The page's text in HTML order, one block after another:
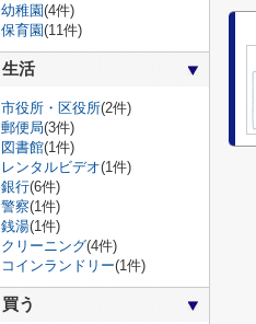
幼稚園(4件)
保育園(11件)
生活
市役所・区役所(2件)
郵便局(3件)
図書館(1件)
レンタルビデオ(1件)
銀行(6件)
警察(1件)
銭湯(1件)
クリーニング(4件)
コインランドリー(1件)
買う